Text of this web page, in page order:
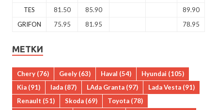
TES
81.50 85.90
89.90
GRIFON
75.95 81.95 78.95
МЕТКИ
Chery (76) Geely (63) Haval (54) Hyundai (105)
Kia (91) lada (87) LAda Granta (97) Lada Vesta (91)
Renault (51) Skoda (69) Toyota (78)